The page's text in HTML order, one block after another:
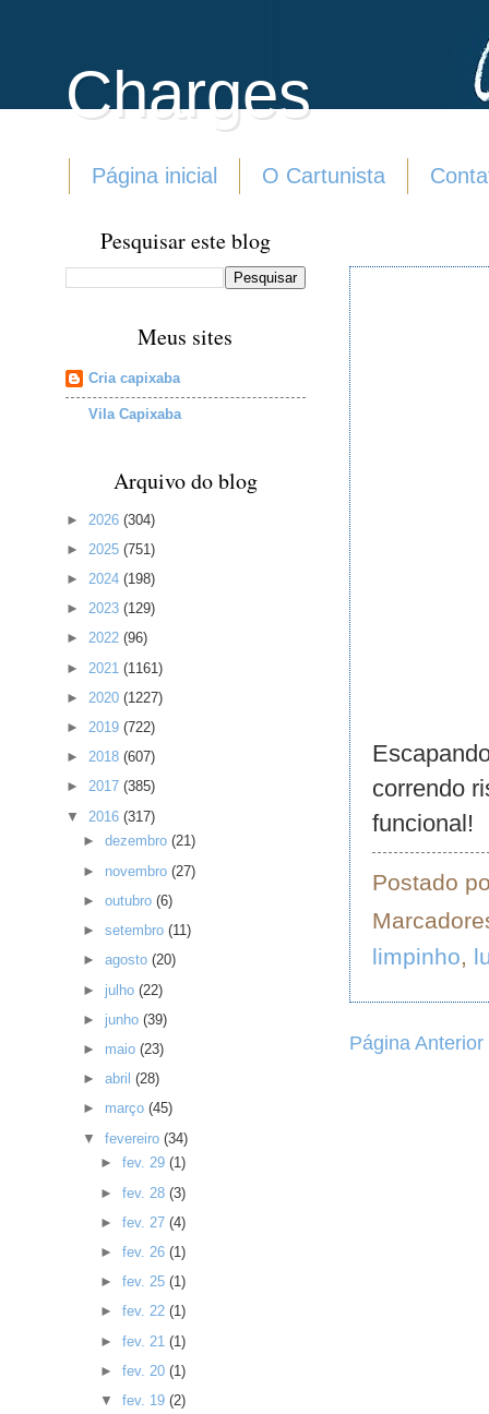
Charges
Página inicial O Cartunista
correndo
funcional!
Postado
limpinho,
Página Anterior
Pesquisar este blog
Meus sites
Cria capixaba
Vila Capixaba
Arquivo do blog
► 2026 (304)
► 2025 (751)
► 2024 (198)
► 2023 (129)
► 2022 (96)
► 2021 (1161)
► 2020 (1227)
► 2019 (722)
► 2018 (607)
► 2017 (385)
▼ 2016 (317)
►dezembro(21)
► novembro(27)
►outubro(6)
►setembro(11)
►agosto(20)
► julho(22)
► junho(39)
► maio(23)
►abril(28)
► março(45)
▼fevereiro(34)
► fev. 29 (1)
► fev. 28 (3)
► fev. 27 (4)
► fev. 26 (1)
► fev. 25 (1)
► fev. 22 (1)
► fev. 21 (1)
► fev. 20 (1)
▼ fev. 19 (2)